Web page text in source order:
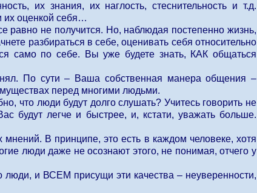
их знания, их наглость, стеснительность и т.д.
их оценкой себя…
не получится. Но, наблюдая постепенно жизнь,
разбираться в себе, оценивать себя относительно
само по себе. Вы уже будете знать, КАК общаться
По сути – Ваша собственная манера общения –
перед многими людьми.
что люди будут долго слушать? Учитесь говорить не
будут легче и быстрее, и, кстати, уважать больше.
В принципе, это есть в каждом человеке, хотя
люди даже не осознают этого, не понимая, отчего у
и ВСЕМ присущи эти качества – неуверенности,